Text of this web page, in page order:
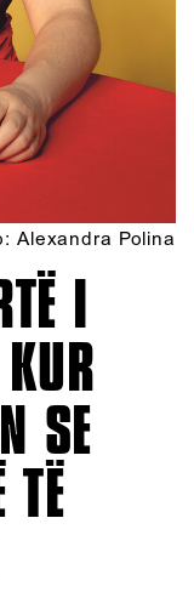
Alexandra Polina
I
SE